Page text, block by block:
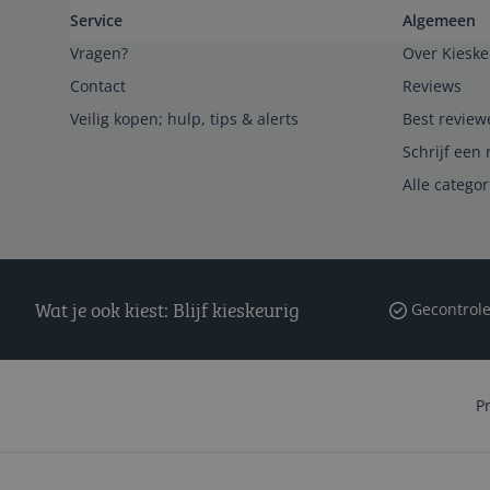
Service
Vragen?
Contact
Veilig kopen; hulp, tips & alerts
Algemeen
Over
Reviews
Best
Schrijf een
Alle
Wat je ook kiest: Blijf kieskeurig